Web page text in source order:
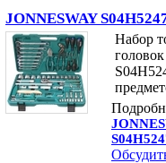
JONNESWAY
Набор